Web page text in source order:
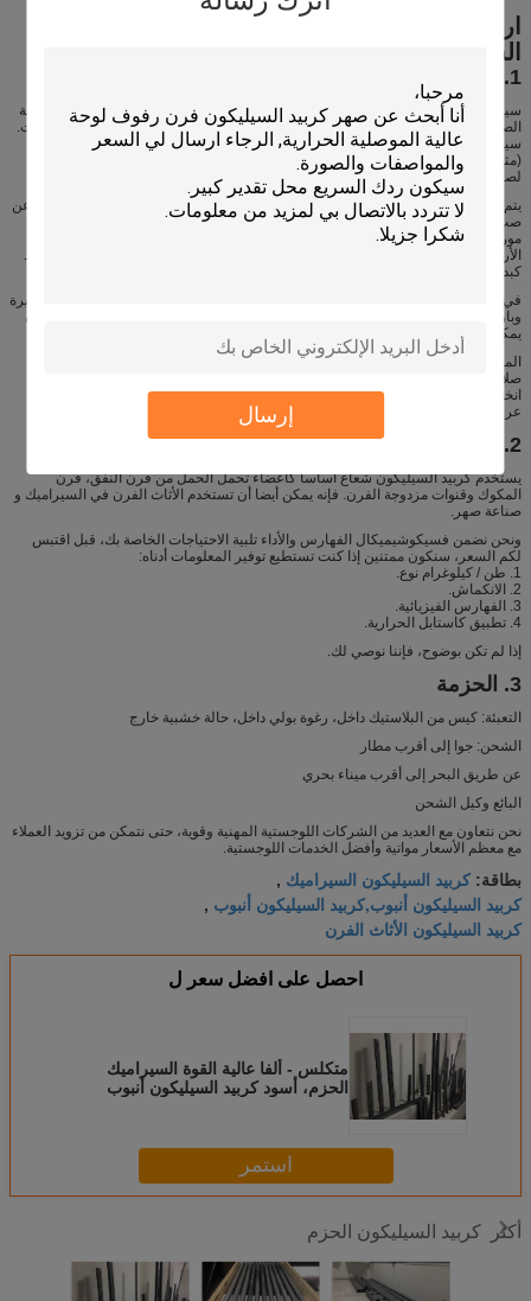
إرسال
ارتفاع معدل الموصلية الحرارية وقوة عالية كربيد
السيليكون شعاع
1. وصف المنتج
سيك لديها معامل منخفض من التمدد الحراري، وارتفاع معدل الموصلية الحرارية ومقاومة
الصدمة الحرارية الكمال.يمكن استخدامه في سرعة عالية البيئة تأثير الحرارية لعدة مرات.
سيك لديه أداء قوة عالية وجيدة تأثير المقاومة الحرارية.ويمكن استخدامه في بيئة قاسية
(مثل ارتفاع في درجة الحرارة، التآكل، تآكل، الخ) لفترة طويلة. سيك هو مادة مثالية
لصناعة السيراميك، استخداما في فرن هايتمبيراتيور.
يتم تصنيع مكونات كربيد السيليكون المتكلس (سيك) من خلال ضغط تلبد الشكل الناتج عن
صب الزلة أو البثق أو الضغط على مسحوق كربيد ألفا السيليكون كربيد. سيك لديه أعلى
الأربعة قيد المناقشة. سيك هو أيضا أغلى من المواد الأربعة، وعموما اقتصادية مجدية فقط
كبديل ل ريسيك في درجات حرارة أعلى من 1450 درجة مئوية استخدام الحد من نسيك.
في عملية حرق الخزف المنزلية، وذلك باستخدام شعاع أبيرتوريد سيسيك، شريط مستديرة
وبار سكور لتحل محل أدوات الفرن التقليدية، فإنه سيوفر 20-30٪ الغاز، ومساحة الفرن
يمكن استخدامها على نحو أكثر فعالية، وأكثر كونسينينت.
المنتج لديها سلسلة من التفوق مثل قوة الانحناء العالية، مقاومة التآكل، مقاومة التآكل،
صلابة عالية، الموصلية الحرارية العالية، مقاومة الأكسدة، مقاومة الصدمة الحرارية،
انخفاض معامل التمدد الحراري ومقاومة الزحف تحت درجة حرارة عالية، الخ. هنا لدينا
عرض المنتج.
2. التطبيقات
يستخدم كربيد السيليكون شعاع أساسا كأعضاء تحمل الحمل من فرن النفق، فرن
المكوك وقنوات مزدوجة الفرن. فإنه يمكن أيضا أن تستخدم الأثاث الفرن في السيراميك و
صناعة صهر.
ونحن نضمن فسيكوشيميكال الفهارس والأداء تلبية الاحتياجات الخاصة بك، قبل اقتبس
لكم السعر، سنكون ممتنين إذا كنت تستطيع توفير المعلومات أدناه:
1. طن / كيلوغرام نوع.
2. الانكماش.
3. الفهارس الفيزيائية.
4. تطبيق كاستابل الحرارية.
إذا لم تكن بوضوح، فإننا نوصي لك.
3. الحزمة
التعبئة: كيس من البلاستيك داخل، رغوة بولي داخل، حالة خشبية خارج
الشحن: جوا إلى أقرب مطار
عن طريق البحر إلى أقرب ميناء بحري
البائع وكيل الشحن
نحن نتعاون مع العديد من الشركات اللوجستية المهنية وقوية، حتى نتمكن من تزويد العملاء
مع معظم الأسعار مواتية وأفضل الخدمات اللوجستية.
بطاقة: كربيد السيليكون السيراميك ,
كربيد السيليكون أنبوب,كربيد السيليكون أنبوب ,
كربيد السيليكون الأثاث الفرن
احصل على افضل سعر ل
متكلس - ألفا عالية القوة السيراميك
الحزم، أسود كربيد السيليكون أنبوب
استمر
أكثر كربيد السيليكون الحزم